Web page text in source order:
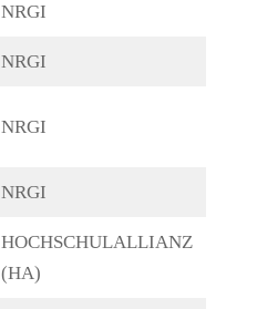
NRGI
NRGI
NRGI
NRGI
HOCHSCHULALLIANZ
(HA)